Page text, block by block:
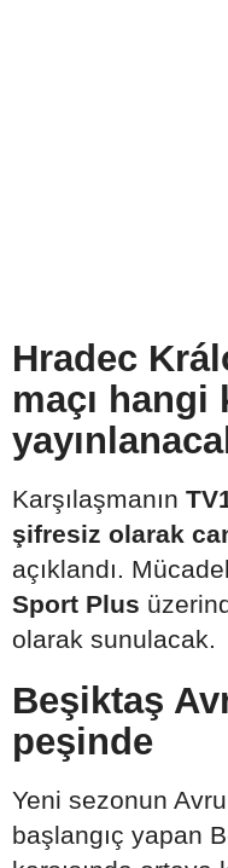
Hradec
maçı hangi
Karşılaşmanın
şifresiz olarak
açıklandı.
Sport Plus
olarak sunulacak.
Beşiktaş
peşinde
Yeni sezonun
başlangıç yapan